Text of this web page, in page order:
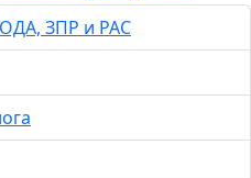
ЗПР и РАС